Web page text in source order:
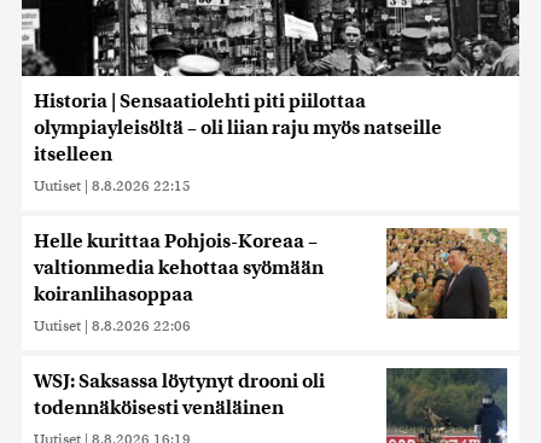
Historia | Sensaatiolehti piti piilottaa
olympiayleisöltä – oli liian raju myös natseille
itselleen
Uutiset | 8.8.2026 22:15
Helle kurittaa Pohjois-Koreaa –
valtionmedia kehottaa syömään
koiranlihasoppaa
Uutiset | 8.8.2026 22:06
WSJ: Saksassa löytynyt drooni oli
todennäköisesti venäläinen
Uutiset | 8.8.2026 16:19